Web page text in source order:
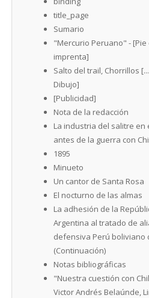
title_page
Sumario
"Mercurio Peruano" - [Pie
imprenta]
Salto del trail, Chorrillos
Dibujo]
[Publicidad]
Nota de la redacción
La industria del salitre en
antes de la guerra con
1895
Minueto
Un cantor de Santa Rosa
El nocturno de las almas
La adhesión de la
Argentina al tratado de
defensiva Perú boliviano
(Continuación)
Notas bibliográficas
"Nuestra cuestión con
Victor Andrés Belaúnde,